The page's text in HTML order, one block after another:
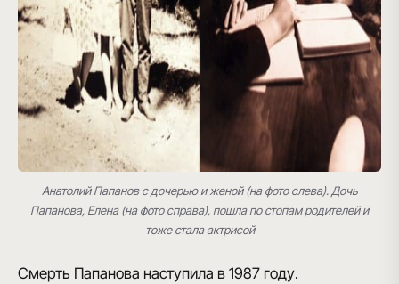
Анатолий Папанов с дочерью и женой (на фото слева). Дочь
Папанова, Елена (на фото справа), пошла по стопам родителей и
тоже стала актрисой
Смерть Папанова наступила в 1987 году.